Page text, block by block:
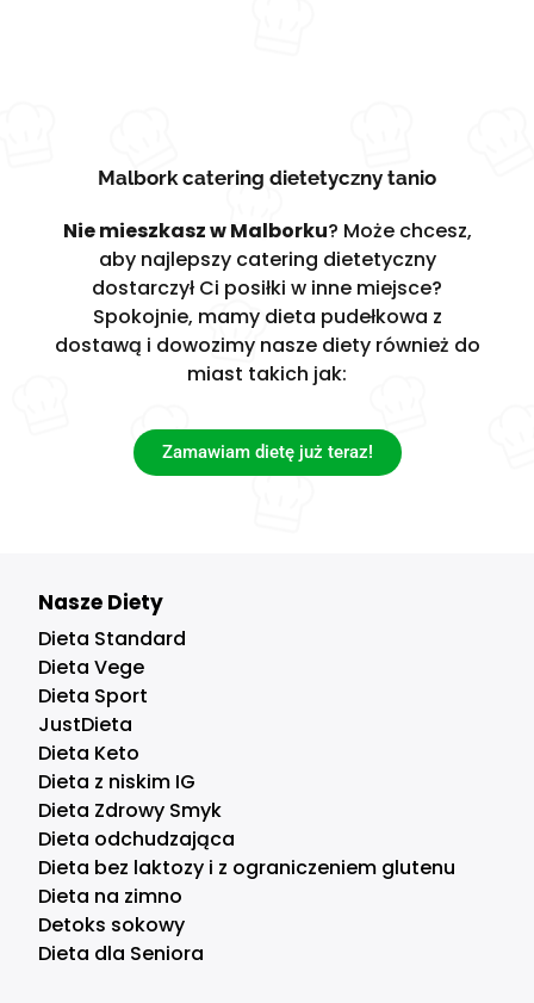
Malbork catering dietetyczny tanio
Nie mieszkasz w Malborku? Może chcesz,
aby najlepszy catering dietetyczny
dostarczył Ci posiłki w inne miejsce?
Spokojnie, mamy dieta pudełkowa z
dostawą i dowozimy nasze diety również do
miast takich jak:
Zamawiam dietę już teraz!
Nasze Diety
Dieta Standard
Dieta Vege
Dieta Sport
JustDieta
Dieta Keto
Dieta z niskim IG
Dieta Zdrowy Smyk
Dieta odchudzająca
Dieta bez laktozy i z ograniczeniem glutenu
Dieta na zimno
Detoks sokowy
Dieta dla Seniora